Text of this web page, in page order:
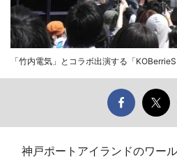
「竹内電気」とコラボ出演する「
神戸ポートアイランドのワー